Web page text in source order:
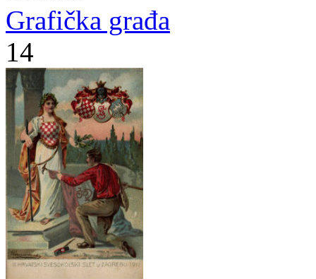
Grafička građa
14